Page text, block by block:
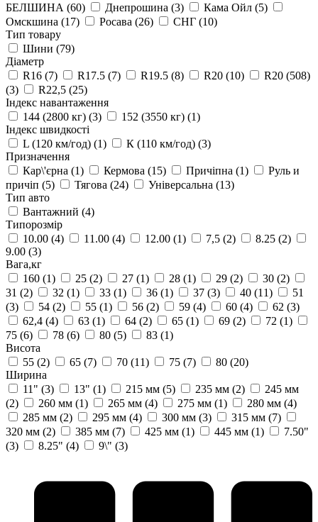
БЕЛШИНА (60) Днепрошина (3) Кама Ойл (5)
Омскшина (17) Росава (26) СНГ (10)
Тип товару
Шини (79)
Діаметр
R16 (7) R17.5 (7) R19.5 (8) R20 (10)
R20 (508)
(3)
R22,5 (25)
Індекс навантаження
144 (2800 кг) (3) 152 (3550 кг) (1)
Індекс швидкості
L (120 км/год) (1) К (110 км/год) (3)
Призначення
Кар\'єрна (1) Кермова (15) Причіпна (1)
Руль и
причіп (5) Тягова (24) Універсальна (13)
Тип авто
Вантажний (4)
Типорозмір
10.00 (4) 11.00 (4) 12.00 (1) 7,5 (2) 8.25 (2)
9.00 (3)
Вага,кг
160 (1) 25 (2) 27 (1) 28 (1) 29 (2) 30 (2)
31 (2) 32 (1) 33 (1) 36 (1) 37 (3) 40 (11)
51
(3)
54 (2) 55 (1) 56 (2) 59 (4) 60 (4) 62 (3)
62,4 (4) 63 (1) 64 (2) 65 (1) 69 (2) 72 (1)
75 (6) 78 (6) 80 (5) 83 (1)
Висота
55 (2) 65 (7) 70 (11) 75 (7) 80 (20)
Ширина
11" (3) 13" (1) 215 мм (5) 235 мм (2)
245 мм
(2)
260 мм (1) 265 мм (4) 275 мм (1) 280 мм (4)
285 мм (2) 295 мм (4) 300 мм (3) 315 мм (7)
320 мм (2) 385 мм (7) 425 мм (1) 445 мм (1)
7.50"
(3)
8.25" (4) 9\" (3)